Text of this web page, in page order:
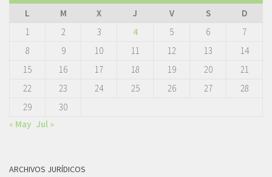
L
M X J V S
D
1
2 3 4 5 6
7
8
9 10 11 12 13
14
15
16 17 18 19 20
21
22
23 24 25 26 27
28
29
30
« May Jul »
ARCHIVOS JURÍDICOS